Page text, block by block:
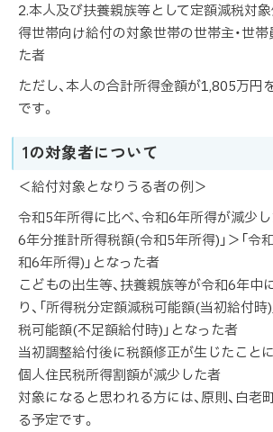
2.本人及び扶養親族等として定額減税対
得世帯向け給付の対象世帯の世帯主・世
た者
ただし、本人の合計所得金額が1,805万円
です。
1の対象者について
＜給付対象となりうる者の例＞
令和5年所得に比べ、令和6年所得が減少し
6年分推計所得税額(令和5年所得)」＞「令
和6年所得)」となった者
こどもの出生等、扶養親族等が令和6年中
り、「所得税分定額減税可能額(当初給付時
税可能額(不足額給付時)」となった者
当初調整給付後に税額修正が生じたこと
個人住民税所得割額が減少した者
対象になると思われる方には、原則、白老
る予定です。